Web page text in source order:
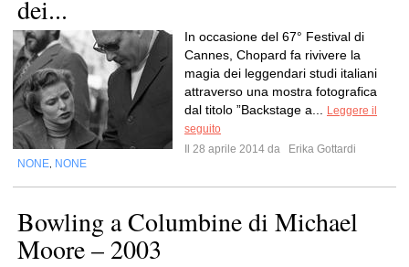
dei...
In occasione del 67° Festival di
Cannes, Chopard fa rivivere la
magia dei leggendari studi italiani
attraverso una mostra fotografica
dal titolo ”Backstage a...
Leggere il
seguito
Il 28 aprile 2014 da
Erika Gottardi
NONE NONE
Bowling a Columbine di Michael
Moore – 2003